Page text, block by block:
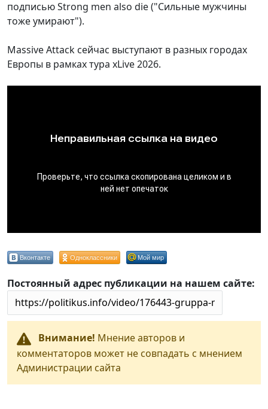
подписью Strong men also die ("Сильные мужчины
тоже умирают").
Massive Attack сейчас выступают в разных городах
Европы в рамках тура xLive 2026.
Вконтакте Одноклассники Мой мир
Постоянный адрес публикации на нашем сайте:
Внимание! Мнение авторов и
комментаторов может не совпадать с мнением
Администрации сайта